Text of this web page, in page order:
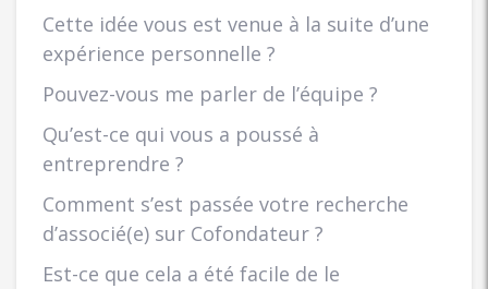
Cette idée vous est venue à la suite d’une
expérience personnelle ?
Pouvez-vous me parler de l’équipe ?
Qu’est-ce qui vous a poussé à
entreprendre ?
Comment s’est passée votre recherche
d’associé(e) sur Cofondateur ?
Est-ce que cela a été facile de le